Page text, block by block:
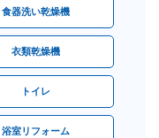
食器洗い乾燥機
衣類乾燥機
トイレ
浴室リフォーム